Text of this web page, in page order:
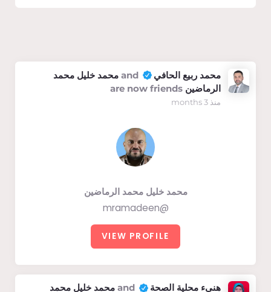
محمد ربيع الحافي and
محمد خليل محمد
الرماضين are now friends
منذ 3 months
محمد خليل محمد الرماضين
@mramadeen
VIEW PROFILE
هنيء محلية الصحة and
محمد خليل محمد